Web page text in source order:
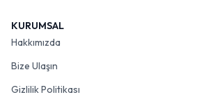
KURUMSAL
Hakkımızda
Bize Ulaşın
Gizlilik Politikası